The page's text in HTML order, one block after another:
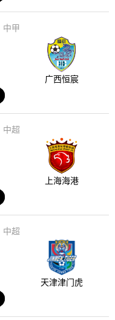
中甲
广西恒宸
中超
上海海港
中超
天津津门虎